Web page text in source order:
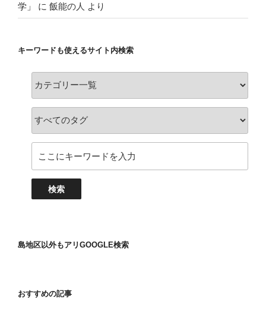
学」
に 飯能の人 より
キーワードも使えるサイト内検索
島地区以外もアリGOOGLE検索
おすすめの記事